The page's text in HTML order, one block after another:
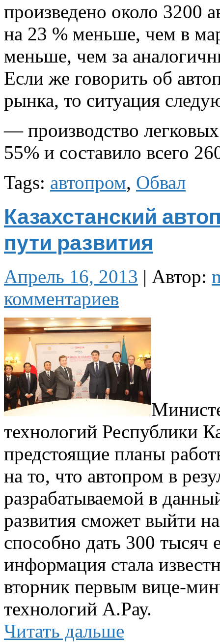
произведено около 3200
на 23 % меньше, чем в
меньше, чем за
Если же говорить об
рынка, то ситуация
— производство
55% и составило всего
Tags: автопром, Обвал
Казахстанский
пути развития
Апрель 16, 2013 | Автор:
комментариев
технологий Республики
предстоящие планы
на то, что автопром в
разрабатываемой в
развития сможет выйти
способно дать 300 тысяч
информация стала
вторник первым вице-
технологий А.Рау.
Читать дальше